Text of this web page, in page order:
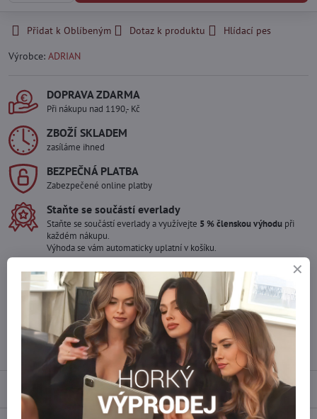
Přidat k Oblíbeným Dotaz k produktu
Hlídací pes
Výrobce: ADRIAN
DOPRAVA ZDARMA
Při nákupu nad 1190,- Kč
ZBOŽÍ SKLADEM
zasíláme ihned
BEZPEČNÁ PLATBA
Zabezpečené online platby
Staňte se součástí everlady
Staňte se součástí everlady a využívejte 5 % členskou výhodu při
každém nákupu.
Výhoda se vám automaticky uplatní v košíku.
Máte zájem o více kusů ?
Kontaktujte nás na mail, zboží pro Vás doskladníme!
info​@everlady​.eu
Popis